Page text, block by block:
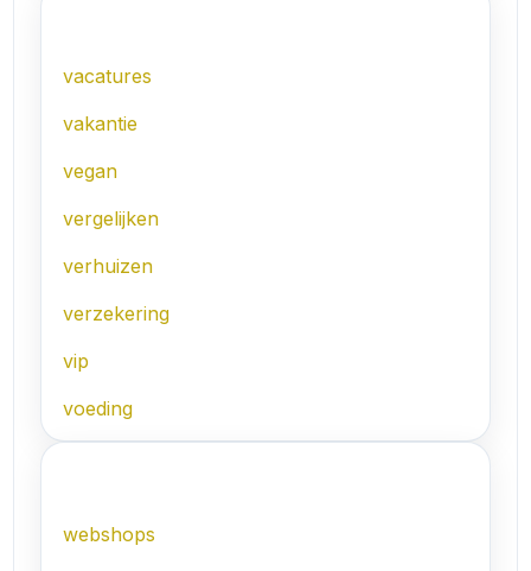
vacatures
vakantie
vegan
vergelijken
verhuizen
verzekering
vip
voeding
webshops